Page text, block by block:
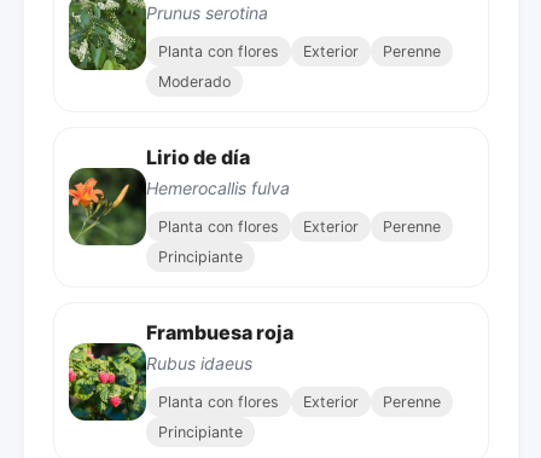
Prunus serotina
Planta con flores Exterior
Perenne
Moderado
Lirio de día
Hemerocallis fulva
Planta con flores Exterior
Perenne
Principiante
Frambuesa roja
Rubus idaeus
Planta con flores Exterior
Perenne
Principiante